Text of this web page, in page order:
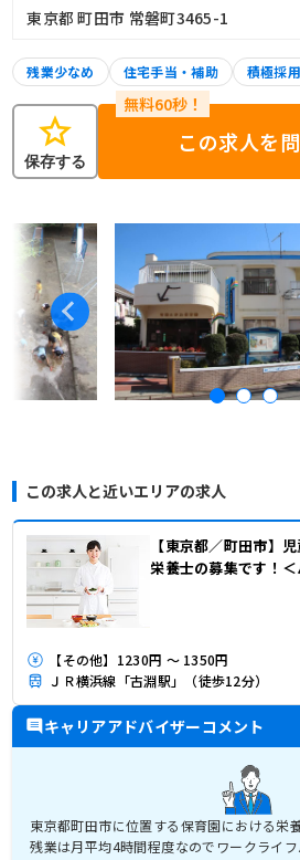
東京都 町田市 常磐町3465-1
残業少なめ 住宅手当・補助 積極採
star
保存する
この求人を
この求人と近いエリアの求人
【東京都／町田市】
栄養士の募集です！
【その他】1230円 ～ 1350円
ＪＲ横浜線「古淵駅」（徒歩12分）
キャリアアドバイザーコメント
東京都町田市に位置する保育園における栄
残業は月平均4時間程度なのでワークライ